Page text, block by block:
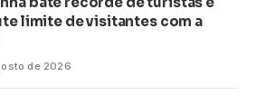
limite de visitantes com a
de 2026